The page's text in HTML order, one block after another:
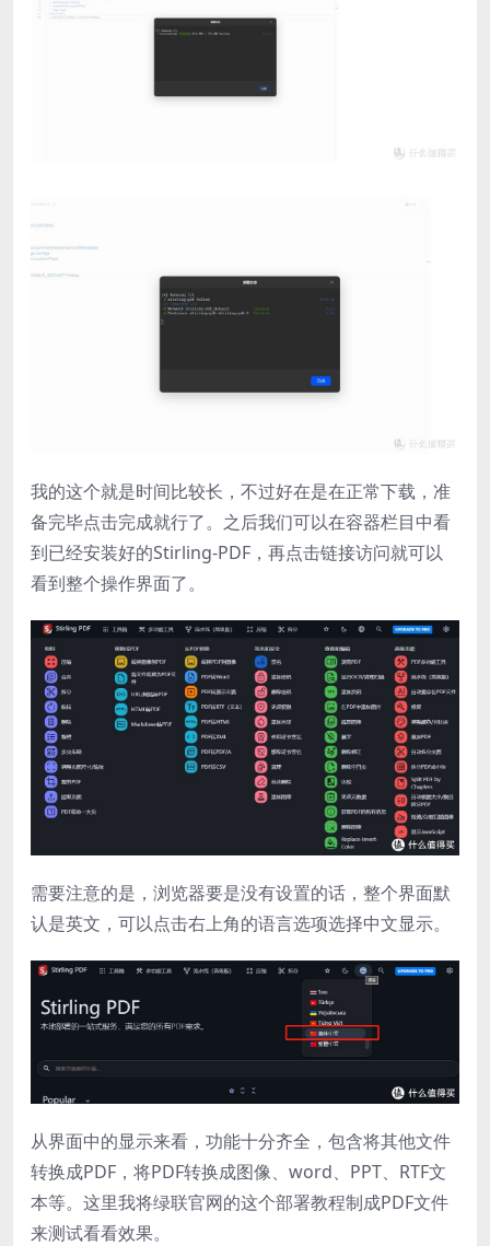
我的这个就是时间比较长，不过好在是在正常下载，准
备完毕点击完成就行了。之后我们可以在容器栏目中看
到已经安装好的Stirling-PDF，再点击链接访问就可以
看到整个操作界面了。
需要注意的是，浏览器要是没有设置的话，整个界面默
认是英文，可以点击右上角的语言选项选择中文显示。
从界面中的显示来看，功能十分齐全，包含将其他文件
转换成PDF，将PDF转换成图像、word、PPT、RTF文
本等。这里我将绿联官网的这个部署教程制成PDF文件
来测试看看效果。